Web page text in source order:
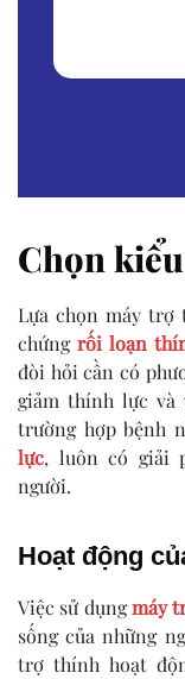
Chọn
Lựa chọn máy
chứngrối loạn
đòi hỏi cần có
giảm thính lực và
trường hợp bệnh
lực, luôn có giải
người.
Hoạt động
Việc sử dụngmáy
sống của những
trợ thính hoạt